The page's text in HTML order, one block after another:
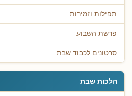
תפילות וזמירות
פרשת השבוע
סרטונים לכבוד שבת
הלכות שבת